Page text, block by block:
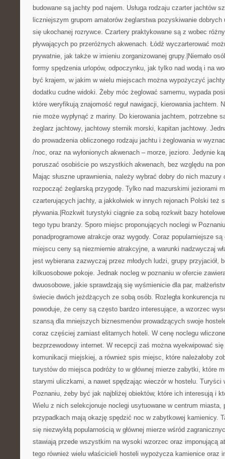
budowane są jachty pod najem. Usługa rodzaju czarter jachtów
liczniejszym grupom amatorów żeglarstwa pozyskiwanie
się ukochanej rozrywce. Czartery praktykowane są z wobec
pływających po przeróżnych akwenach. Łódź wyczarterować
prywatnie, jak także w imieniu zorganizowanej grupy.|Niemało
formy spędzenia urlopów, odpoczynku, jak tylko nad wodą i na
być krajem, w jakim w wielu miejscach można wypożyczyć
dodatku cudne widoki. Żeby móc żeglować samemu, wypada
które weryfikują znajomość reguł nawigacji, kierowania jachtem.
nie może wypłynąć z mariny. Do kierowania jachtem, potrzebne
żeglarz jachtowy, jachtowy sternik morski, kapitan jachtowy.
do prowadzenia obliczonego rodzaju jachtu i żeglowania w
/noc, oraz na wyłonionych akwenach – morze, jezioro. Jedynie
poruszać osobiście po wszystkich akwenach, bez względu na
Mając słuszne uprawnienia, należy wybrać dobry do nich
rozpocząć żeglarską przygodę. Tylko nad mazurskimi jeziorami
czarterujących jachty, a jakkolwiek w innych rejonach Polski też
pływania.|Rozkwit turystyki ciągnie za sobą rozkwit bazy
tego typu branży. Sporo miejsc proponujących noclegi w
ponadprogramowe atrakcje oraz wygody. Coraz popularniejsze
miejscu ceny są niezmiernie atrakcyjne, a warunki nadzwyczaj
jest wybierana zazwyczaj przez młodych ludzi, grupy przyjaciół,
kilkuosobowe pokoje. Jednak nocleg w poznaniu w ofercie
dwuosobowe, jakie sprawdzają się wyśmienicie dla par,
świecie dwóch jeżdżących ze sobą osób. Rozległa konkurencja
powoduje, że ceny są często bardzo interesujące, a wzorzec
szansą dla mniejszych biznesmenów prowadzących swoje
coraz częściej zamiast elitarnych hoteli. W cenę noclegu
bezprzewodowy internet. W recepcji zaś można wyekwipować
komunikacji miejskiej, a również spis miejsc, które należałoby
turystów do miejsca podróży to w głównej mierze zabytki, które
starymi uliczkami, a nawet spędzając wieczór w hostelu. Turyści
Poznaniu, żeby być jak najbliżej obiektów, które ich interesują i
Wielu z nich selekcjonuje noclegi usytuowane w centrum miasta,
przypadkach mają okazję spędzić noc w zabytkowej kamienicy.
się niezwykłą popularnością w głównej mierze wśród
stawiają przede wszystkim na wysoki wzorzec oraz imponującą
tego również wielu właścicieli hosteli wypożycza kamienice oraz